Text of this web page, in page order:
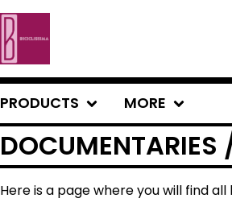
PRODUCTS MORE
Here is a page where you will find